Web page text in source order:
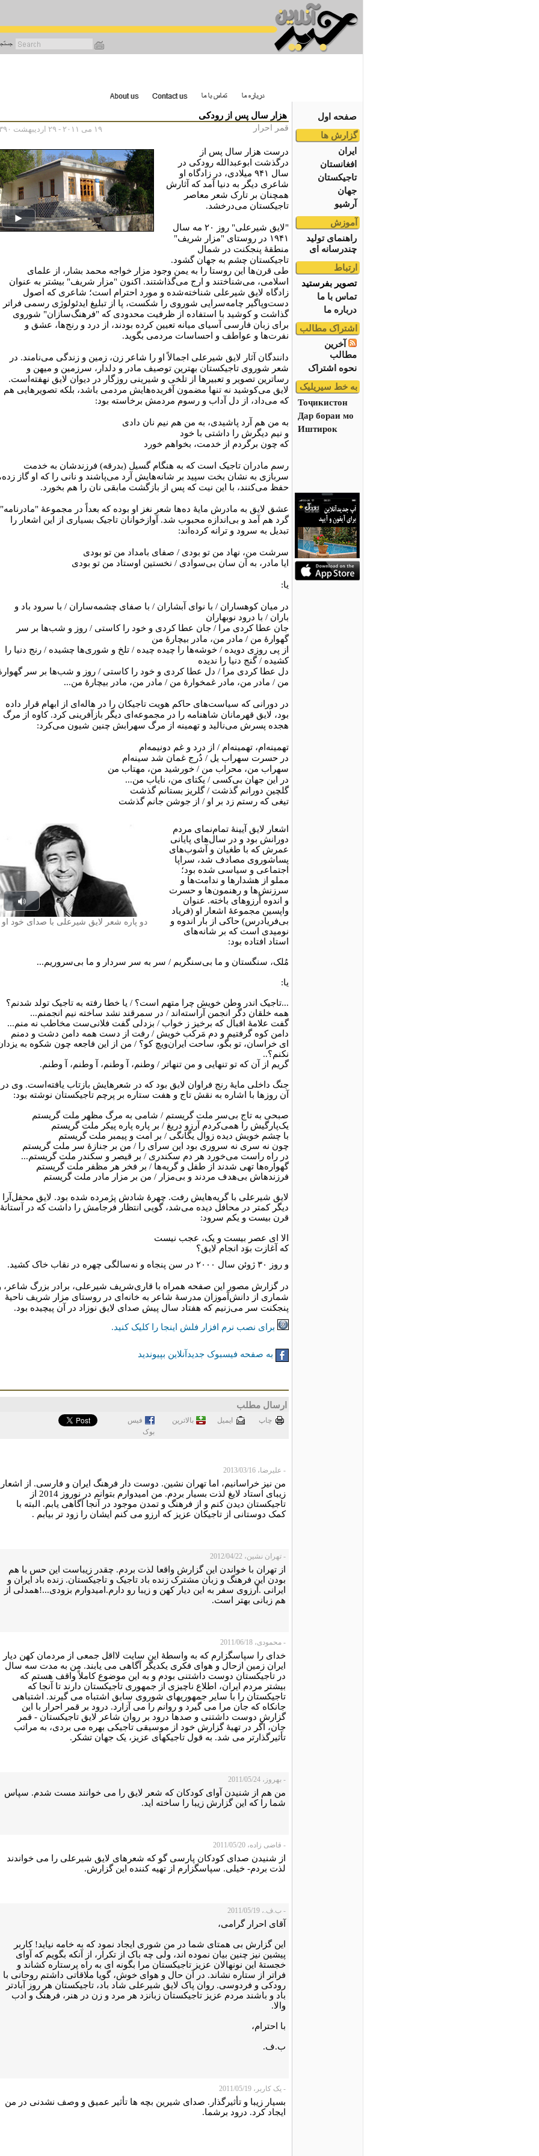
صفحه اول
گزارش ها
ایران
افغانستان
تاجیکستان
جهان
آرشیو
آموزش
راهنمای تولید
چندرسانه ای
ارتباط
تصویر بفرستید
تماس با ما
درباره ما
اشتراک مطالب
آخرین
مطالب
نحوه اشتراک
به خط سیریلیک
Тоҷикистон
Дар бораи мо
Иштирок
هزار سال پس از رودکی
۱۹ می ۲۰۱۱ - ۲۹ اردیبهشت ۱۳۹۰ قمر احرار
درست هزار سال پس از
درگذشت ابوعبدالله رودکی در
سال ۹۴۱ میلادی، در زادگاه او
شاعری دیگر به دنیا آمد که آثارش
همچنان بر تارک شعر معاصر
تاجیکستان می‌درخشد.
"لایق شیرعلی" روز ۲۰ مه سال
۱۹۴۱ در روستای "مزار شریف"
منطقۀ پنجکنت در شمال
تاجیکستان چشم به جهان گشود.
طی قرن‌ها این روستا را به یمن وجود مزار خواجه محمد بشار، از علمای
اسلامی، می‌شناختند و ارج می‌گذاشتند. اکنون "مزار شریف" بیشتر به عنوان
زادگاه لایق شیرعلی شناخته‌شده و مورد احترام است؛ شاعری که اصول
دست‌وپاگیر چامه‌سرایی شوروی را شکست، پا از تبلیغ ایدئولوژی رسمی فراتر
گذاشت و کوشید با استفاده از ظرفیت محدودی که "فرهنگ‌سازان" شوروی
برای زبان فارسی آسیای میانه تعیین کرده بودند، از درد و رنج‌ها، عشق و
نفرت‌ها و عواطف و احساسات مردمی بگوید.
دانندگان آثار لایق شیرعلی اجمالاً او را شاعر زن، زمین و زندگی می‌نامند. در
شعر شوروی تاجیکستان بهترین توصیف مادر و دلدار، سرزمین و میهن و
رساترین تصویر و تعبیرها از تلخی و شیرینی روزگار در دیوان لایق نهفته‌است.
لایق می‌کوشید نه تنها مضمون آفریده‌هایش مردمی باشد، بلکه تصویرهایی هم
که می‌داد، از دل آداب و رسوم مردمش برخاسته بود:
به من هم آرد پاشیدی، به من هم نیم نان دادی
و نیم دیگرش را داشتی با خود
که چون برگردم از خدمت، بخواهم خورد
رسم مادران تاجیک است که به هنگام گسیل (بدرقه) فرزند‌شان به خدمت
سربازی به نشان بخت سپید بر شانه‌هایش آرد می‌پاشند و نانی را که او گاز
حفظ می‌کنند، با این نیت که پس از بازگشت مابقی نان را هم بخورد.
عشق لایق به مادرش مایۀ ده‌ها شعر نغز او بوده که بعداً در مجموعۀ "مادرنامه"
گرد هم آمد و بی‌اندازه محبوب شد. آوازخوانان تاجیک بسیاری از این اشعار را
تبدیل به سرود و ترانه کرده‌اند:
سرشت من، نهاد من تو بودی / صفای بامداد من تو بودی
ایا مادر، به آن سان بی‌سوادی / نخستین اوستاد من تو بودی
یا:
در میان کوهساران / با نوای آبشاران / با صفای چشمه‌ساران / با سرود باد و
باران / با درود نوبهاران
جان عطا کردی مرا / جان عطا کردی و خود را کاستی / روز و شب‌ها بر سر
گهوارۀ من / مادر من، مادر بیچارۀ من
از پی روزی دویده / خوشه‌ها را چیده چیده / تلخ و شوری‌ها چشیده / رنج دنیا را
کشیده / گنج دنیا را ندیده
دل عطا کردی مرا / دل عطا کردی و خود را کاستی / روز و شب‌ها بر سر
من / مادر من، مادر غمخوارۀ من / مادر من، مادر بیچارۀ من...
در دورانی که سیاست‌های حاکم هویت تاجیکان را در هاله‌ای از ابهام قرار داده
بود، لایق قهرمانان شاهنامه را در مجموعه‌ای دیگر بازآفرینی کرد. کاوه از مرگ
هجده پسرش می‌نالید و تهمینه از مرگ سهرابش چنین شیون می‌کرد:
تهمینه‌ام، تهمینه‌ام / از درد و غم دونیمه‌ام
در حسرت سهراب یل / دُرج غمان شد سینه‌ام
سهراب من، محراب من / خورشید من، مهتاب من
در این جهان بی‌کسی / یکتای من، نایاب من...
گلچین دورانم گذشت / گلریز بستانم گذشت
تیغی که رستم زد بر او / از جوشن جانم گذشت
دو پاره شعر لایق شیرعلی با صدای خود او
اشعار لایق آیینۀ تمام‌نمای مردم
دورانش بود و در سال‌های پایانی
عمرش که با طغیان و آشوب‌های
پساشوروی مصادف شد، سراپا
اجتماعی و سیاسی شده بود؛
مملو از هشدارها و ندامت‌ها و
سرزنش‌ها و رهنمون‌ها و حسرت
و اندوه آرزوهای باخته. عنوان
واپسین مجموعۀ اشعار او (فریاد
بی‌فریادرس) حاکی از بار اندوه و
نومیدی است که بر شانه‌های
استاد افتاده بود:
مُلک، سنگستان و ما بی‌سنگریم / سر به سر سردار و ما بی‌سروریم...
یا:
...تاجیک اندر وطن خویش چرا متهم است؟ / یا خطا رفته به تاجیک تولد شدنم؟
همه خلقان دگر انجمن آراسته‌اند / در سمرقند نشد ساخته نیم انجمنم...
گفت علامۀ اقبال که برخیز ز خواب / بزدلی گفت فلانی‌ست مخاطب نه منم...
دامن کوه گرفتیم و دم مَرکب خویش / رفت از دست همه دامن دشت و دمنم
ای خراسان، تو بگو، ساحت ایران‌ویچ کو؟ / من از این فاجعه چون شکوه به
نکنم؟..
گریم از آن که تو تنهایی و من تنهاتر / وطنم، آ وطنم، آ وطنم، آ وطنم.
جنگ داخلی مایۀ رنج فراوان لایق بود که در شعرهایش بازتاب یافته‌است. وی در
آن روزها با اشاره به نقش تاج و هفت ستاره بر پرچم تاجیکستان نوشته بود:
صبحی به تاج بی‌سر ملت گریستم / شامی به مرگ مظهر ملت گریستم
یک‌پارگیش را همی‌کردم آرزو دریغ / بر پاره پاره پیکر ملت گریستم
با چشم خویش دیده زوال یگانگی / بر امت و پیمبر ملت گریستم
چون نه سری نه سروری بود این سرای را / من بر جنازۀ سر ملت گریستم
در راه راست می‌خورد هر دم سکندری / بر قیصر و سکندر ملت گریستم...
گهواره‌ها تهی شدند از طفل و گریه‌ها / بر فخر هر مظفر ملت گریستم
فرزندهاش بی‌هدف مردند و بی‌مزار / من بر مزار مادر ملت گریستم
لایق شیرعلی با گریه‌هایش رفت. چهرۀ شادش پژمرده شده بود. لایق محفل‌آرا
دیگر کمتر در محافل دیده می‌شد، گویی انتظار فرجامش را داشت که در آستانۀ
قرن بیست و یکم سرود:
الا ای عصر بیست و یک، عجب نیست
که آغازت بوَد انجام لایق؟
و روز ۳۰ ژوئن سال ۲۰۰۰ در سن پنجاه و نه‌سالگی چهره در نقاب خاک کشید.
در گزارش مصور این صفحه همراه با قاری‌شریف شیرعلی، برادر بزرگ شاعر،
شماری از دانش‌آموزان مدرسۀ شاعر به خانه‌ای در روستای مزار شریف ناحیۀ
پنجکنت سر می‌زنیم که هفتاد سال پیش صدای لایق نوزاد در آن پیچیده بود.
برای نصب نرم افزار فلش اینجا را کلیک کنيد.
به صفحه فیسبوک جدیدآنلاین بپیوندید
ارسال مطلب
چاپ ايميل بالاترین
فيس
بوک
- علیرضا، 2013/03/16
من نیز خراسانیم، اما تهران نشین. دوست دار فرهنگ ایران و فارسی. از اشعار
زیبای استاد لایغ لذت بسیار بردم. من امیدوارم بتوانم در نوروز 2014 از
تاجیکستان دیدن کنم و از فرهنگ و تمدن موجود در آنجا آگاهی یابم. البته با
کمک دوستانی از تاجیکان عزیز که ارزو می کنم ایشان را زود تر بیابم .
- تهران نشین، 2012/04/22
از تهران با خواندن این گزارش واقعا لذت بردم. چقدر زیباست این حس با هم
بودن این فرهنگ و زبان مشترک زنده باد تاجیک و تاجیکستان. زنده باد ایران و
ایرانی .آرزوی سفر به این دیار کهن و زیبا رو دارم.امیدوارم بزودی...!همدلی از
هم زبانی بهتر است.
- محمودی، 2011/06/18
خدای را سپاسگزارم که به واسطۀ این سایت لااقل جمعی از مردمان کهن دیار
ایران زمین ازحال و هوای فکری یکدیگر آگاهی می یابند. من به مدت سه سال
در تاجیکستان دوست داشتنی بودم و به این موضوع کاملاً واقف هستم که
بیشتر مردم ایران، اطلاع ناچیزی از جمهوری تاجیکستان دارند تا آنجا که
تاجیکستان را با سایر جمهوریهای شوروی سابق اشتباه می گیرند. اشتباهی
جانکاه که جان مرا می گیرد و روانم را می آزارد. درود بر قمر احرار با این
گزارش دوست داشتنی و صدها درود بر روان شاعر لایق تاجیکستان - قمر
جان، اگر در تهیۀ گزارش خود از موسیقی تاجیکی بهره می بردی، به مراتب
تأثیرگذارتر می شد. به قول تاجیکهای عزیز، یک جهان تشکر.
- بهروز، 2011/05/24
من هم از شنیدن آوای کودکان که شعر لایق را می خوانند مست شدم. سپاس
شما را که این گزارش زیبا را ساخته اید.
- قاضی زاده، 2011/05/20
از شنیدن صدای کودکان پارسی گو که شعرهای لایق شیرعلی را می خواندند
لذت بردم- خیلی. سپاسگزارم از تهیه کننده این گزارش.
- ب.ف.، 2011/05/19
آقای احرار گرامی،
این گزارش بی همتای شما در من شوری ایجاد نمود که به خامه نیاید! کاربر
پیشین نیز چنین بیان نموده اند، ولی چه باک از تکرار، از آنکه بگویم که آوای
خجستۀ این نونهالان عزیز تاجیکستان مرا بگونه ای به راه پرستاره کشاند و
فراتر از ستاره نشاند. در آن حال و هوای خوش، گویا ملاقاتی داشتم روحانی با
رودکی و فردوسی. روان پاک لایق شیرعلی شاد باد، تاجیکستان هر روز آبادتر
باد و باشند مردم عزیز تاجیکستان زبانزد هر مرد و زن در هنر، فرهنگ و ادب
والا.
با احترام،
ب.ف.
- یک کاربر، 2011/05/19
بسیار زیبا و تأثیرگذار. صدای شیرین بچه ها تأثیر عمیق و وصف نشدنی در من
ایجاد کرد. درود برشما.